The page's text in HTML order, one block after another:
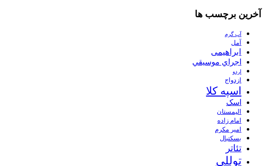
آخرین برچسب ها
آب گرم
آمل
ابراهیمی
اجراي موسيقي
اردو
ازدواج
اسپه کلا
اسک
الیمستان
امام زاده
امیر مکرم
بسکتبال
تئاتر
توللی